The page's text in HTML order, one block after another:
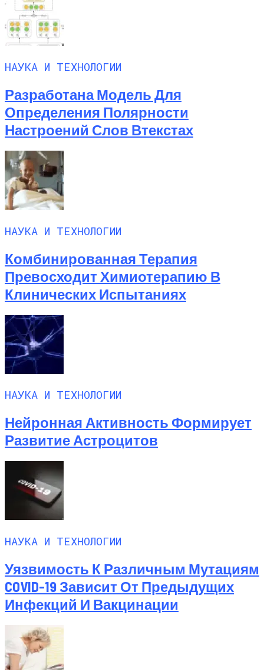
НАУКА И ТЕХНОЛОГИИ
Разработана Модель Для
Определения Полярности
Настроений Слов Втекстах
НАУКА И ТЕХНОЛОГИИ
Комбинированная Терапия
Превосходит Химиотерапию В
Клинических Испытаниях
НАУКА И ТЕХНОЛОГИИ
Нейронная Активность Формирует
Развитие Астроцитов
НАУКА И ТЕХНОЛОГИИ
Уязвимость К Различным Мутациям
COVID-19 Зависит От Предыдущих
Инфекций И Вакцинации